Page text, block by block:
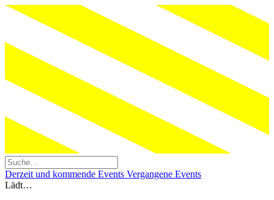
Derzeit und kommende Events Vergangene Events
Lädt…